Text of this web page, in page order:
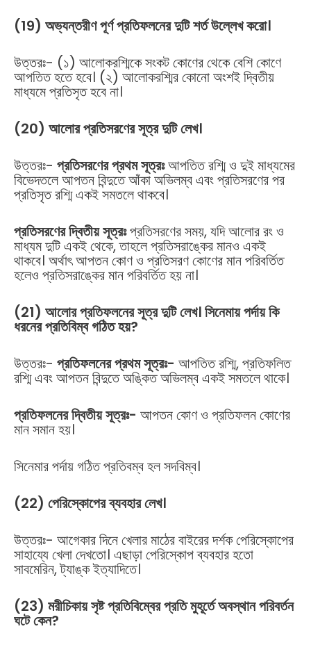
(19) অভ্যন্তরীণ পূর্ণ প্রতিফলনের দুটি শর্ত উল্লেখ করো।
উত্তরঃ- (১) আলোকরশ্মিকে সংকট কোণের থেকে বেশি কোণে
আপতিত হতে হবে। (২) আলোকরশ্মির কোনো অংশই দ্বিতীয়
মাধ্যমে প্রতিসৃত হবে না।
(20) আলোর প্রতিসরণের সূত্র দুটি লেখ।
উত্তরঃ- প্রতিসরণের প্রথম সূত্রঃআপতিত রশ্মি ও দুই মাধ্যমের
বিভেদতলে আপতন বিন্দুতে আঁকা অভিলম্ব এবং প্রতিসরণের পর
প্রতিসৃত রশ্মি একই সমতলে থাকবে।
প্রতিসরণের দ্বিতীয় সূত্রঃপ্রতিসরণের সময়, যদি আলোর রং ও
মাধ্যম দুটি একই থেকে, তাহলে প্রতিসরাঙ্কের মানও একই
থাকবে। অর্থাৎ আপতন কোণ ও প্রতিসরণ কোণের মান পরিবর্তিত
হলেও প্রতিসরাঙ্কের মান পরিবর্তিত হয় না।
(21) আলোর প্রতিফলনের সূত্র দুটি লেখ। সিনেমায় পর্দায় কি
ধরনের প্রতিবিম্ব গঠিত হয়?
উত্তরঃ- প্রতিফলনের প্রথম সূত্রঃ- আপতিত রশ্মি, প্রতিফলিত
রশ্মি এবং আপতন বিন্দুতে অঙ্কিত অভিলম্ব একই সমতলে থাকে।
প্রতিফলনের দ্বিতীয় সূত্রঃ- আপতন কোণ ও প্রতিফলন কোণের
মান সমান হয়।
সিনেমার পর্দায় গঠিত প্রতিবম্ব হল সদবিম্ব।
(22) পেরিস্কোপের ব্যবহার লেখ।
উত্তরঃ- আগেকার দিনে খেলার মাঠের বাইরের দর্শক পেরিস্কোপের
সাহায্যে খেলা দেখতো। এছাড়া পেরিস্কোপ ব্যবহার হতো
সাবমেরিন, ট্যাঙ্ক ইত্যাদিতে।
(23) মরীচিকায় সৃষ্ট প্রতিবিম্বের প্রতি মুহূর্তে অবস্থান পরিবর্তন
ঘটে কেন?